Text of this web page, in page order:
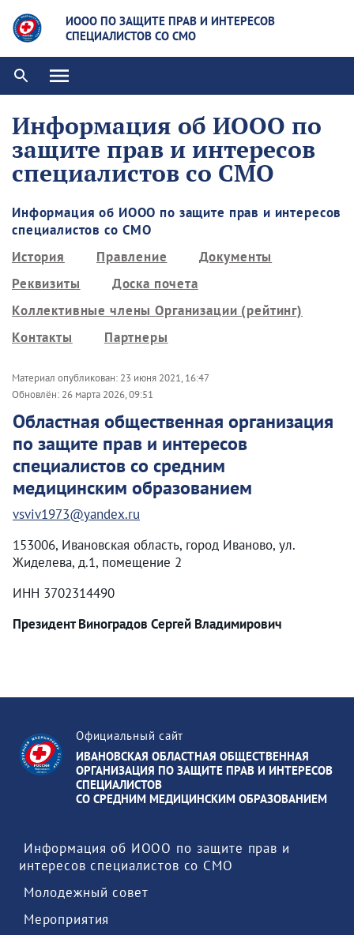
ИООО ПО ЗАЩИТЕ ПРАВ И ИНТЕРЕСОВ
СПЕЦИАЛИСТОВ СО СМО
Информация об ИООО по
защите прав и интересов
специалистов со СМО
Информация об ИООО по защите прав и интересов
специалистов со СМО
История
Правление
Документы
Реквизиты
Доска почета
Коллективные члены Организации (рейтинг)
Контакты
Партнеры
Материал опубликован: 23 июня 2021, 16:47
Обновлён: 26 марта 2026, 09:51
Областная общественная организация
по защите прав и интересов
специалистов со средним
медицинским образованием
vsviv1973@yandex.ru
153006, Ивановская область, город Иваново, ул.
Жиделева, д.1, помещение 2
ИНН 3702314490
Президент Виноградов Сергей Владимирович
Официальный сайт
ИВАНОВСКАЯ ОБЛАСТНАЯ ОБЩЕСТВЕННАЯ
ОРГАНИЗАЦИЯ ПО ЗАЩИТЕ ПРАВ И ИНТЕРЕСОВ
СПЕЦИАЛИСТОВ
СО СРЕДНИМ МЕДИЦИНСКИМ ОБРАЗОВАНИЕМ
интересов специалистов со СМО
Молодежный совет
Мероприятия